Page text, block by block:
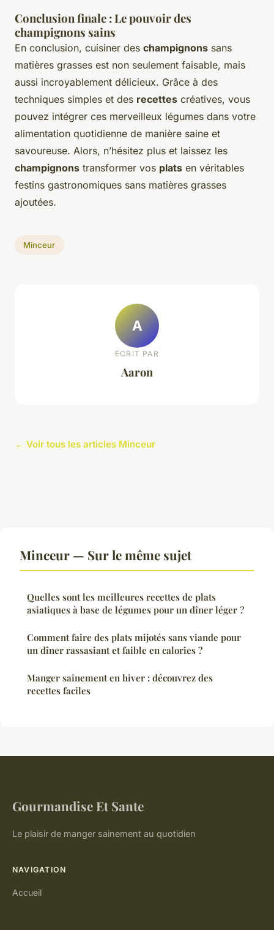
Conclusion finale : Le pouvoir des
champignons sains
En conclusion, cuisiner des champignons sans
matières grasses est non seulement faisable, mais
aussi incroyablement délicieux. Grâce à des
techniques simples et des recettes créatives, vous
pouvez intégrer ces merveilleux légumes dans votre
alimentation quotidienne de manière saine et
savoureuse. Alors, n’hésitez plus et laissez les
champignons transformer vos plats en véritables
festins gastronomiques sans matières grasses
ajoutées.
Minceur
A
ECRIT PAR
Aaron
← Voir tous les articles Minceur
Minceur — Sur le même sujet
Quelles sont les meilleures recettes de plats
asiatiques à base de légumes pour un dîner léger ?
Comment faire des plats mijotés sans viande pour
un dîner rassasiant et faible en calories ?
Manger sainement en hiver : découvrez des
recettes faciles
Gourmandise Et Sante
Le plaisir de manger sainement au quotidien
NAVIGATION
Accueil